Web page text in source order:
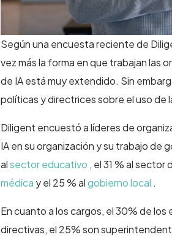
Según una encuesta reciente de
vez más la forma en que trabajan las
de IA está muy extendido. Sin
políticas y directrices sobre el uso de
Diligent encuestó a líderes de
IA en su organización y su trabajo de
alsector educativo , el 31 % al sector
médica y el 25 % algobierno local .
En cuanto a los cargos, el 30% de
directivas, el 25% son